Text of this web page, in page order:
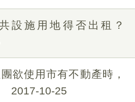
設施用地得否出租？
欲使用市有不動產時，
2017-10-25